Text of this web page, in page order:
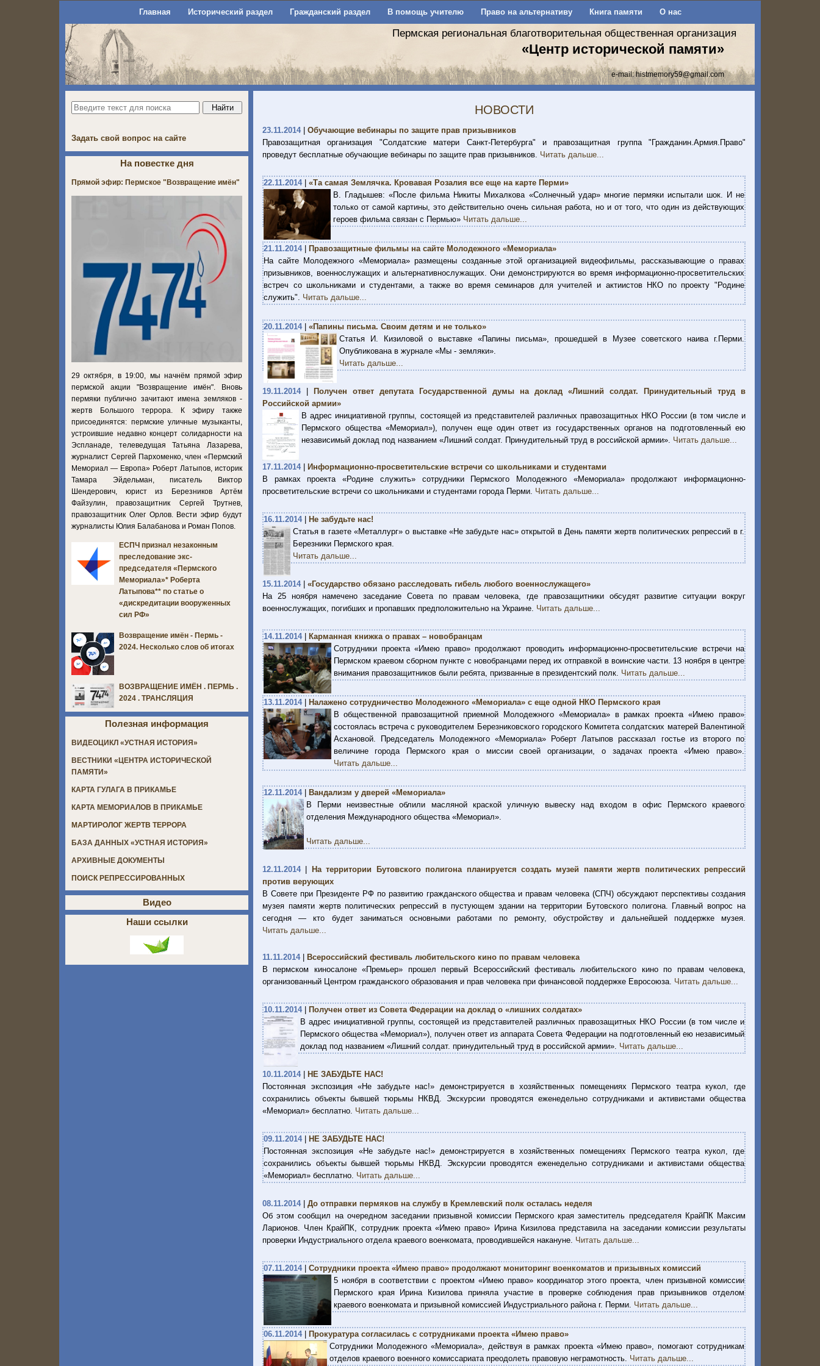
Главная Исторический раздел Гражданский раздел В помощь учителю Право на альтернативу Книга памяти О нас
Пермская региональная благотворительная общественная организация
«Центр исторической памяти»
e-mail:histmemory59@gmail.com
НОВОСТИ
23.11.2014| Обучающие вебинары по защите прав призывников
Правозащитная организация "Солдатские матери Санкт-Петербурга" и правозащитная группа "Гражданин.Армия.Право"
проведут бесплатные обучающие вебинары по защите прав призывников. Читать дальше...
22.11.2014| «Та самая Землячка. Кровавая Розалия все еще на карте Перми»
В. Гладышев: «После фильма Никиты Михалкова «Солнечный удар» многие пермяки испытали шок. И не
только от самой картины, это действительно очень сильная работа, но и от того, что один из действующих
героев фильма связан с Пермью» Читать дальше...
21.11.2014|
Правозащитные фильмы на сайте Молодежного «Мемориала»
На сайте Молодежного «Мемориала» размещены созданные этой организацией видеофильмы, рассказывающие о правах
призывников, военнослужащих и альтернативнослужащих. Они демонстрируются во время информационно-просветительских
встреч со школьниками и студентами, а также во время семинаров для учителей и актиистов НКО по проекту "Родине
служить". Читать дальше...
20.11.2014| «Папины письма. Своим детям и не только»
Статья И. Кизиловой о выставке «Папины письма», прошедшей в Музее советского наива г.Перми.
Опубликована в журнале «Мы - земляки».
Читать дальше...
19.11.2014|
Получен ответ депутата Государственной думы на доклад «Лишний солдат. Принудительный труд в
Российской армии»
В адрес инициативной группы, состоящей из представителей различных правозащитных НКО России (в том числе и
Пермского общества «Мемориал»), получен еще один ответ из государственных органов на подготовленный ею
независимый доклад под названием «Лишний солдат. Принудительный труд в российской армии». Читать дальше...
17.11.2014|
Информационно-просветительские встречи со школьниками и студентами
В рамках проекта «Родине служить» сотрудники Пермского Молодежного «Мемориала» продолжают информационно-
просветительские встречи со школьниками и студентами города Перми. Читать дальше...
16.11.2014|
Не забудьте нас!
Статья в газете «Металлург» о выставке «Не забудьте нас» открытой в День памяти жертв политических репрессий в г.
Березники Пермского края.
Читать дальше...
15.11.2014| «Государство обязано расследовать гибель любого военнослужащего»
На 25 ноября намечено заседание Совета по правам человека, где правозащитники обсудят развитие ситуации вокруг
военнослужащих, погибших и пропавших предположительно на Украине. Читать дальше...
14.11.2014|
Карманная книжка о правах – новобранцам
Сотрудники проекта «Имею право» продолжают проводить информационно-просветительские встречи на
Пермском краевом сборном пункте с новобранцами перед их отправкой в воинские части. 13 ноября в центре
внимания правозащитников были ребята, призванные в президентский полк. Читать дальше...
13.11.2014|
Налажено сотрудничество Молодежного «Мемориала» с еще одной НКО Пермского края
В общественной правозащитной приемной Молодежного «Мемориала» в рамках проекта «Имею право»
состоялась встреча с руководителем Березниковского городского Комитета солдатских матерей Валентиной
Асхановой. Председатель Молодежного «Мемориала» Роберт Латыпов рассказал гостье из второго по
величине города Пермского края о миссии своей организации, о задачах проекта «Имею право».
Читать дальше...
12.11.2014|
Вандализм у дверей «Мемориала»
В Перми неизвестные облили масляной краской уличную вывеску над входом в офис Пермского краевого
отделения Международного общества «Мемориал».
Читать дальше...
12.11.2014|
На территории Бутовского полигона планируется создать музей памяти жертв политических репрессий
против верующих
В Совете при Президенте РФ по развитию гражданского общества и правам человека (СПЧ) обсуждают перспективы создания
музея памяти жертв политических репрессий в пустующем здании на территории Бутовского полигона. Главный вопрос на
сегодня — кто будет заниматься основными работами по ремонту, обустройству и дальнейшей поддержке музея.
Читать дальше...
11.11.2014|
Всероссийский фестиваль любительского кино по правам человека
В пермском киносалоне «Премьер» прошел первый Всероссийский фестиваль любительского кино по правам человека,
организованный Центром гражданского образования и прав человека при финансовой поддержке Евросоюза. Читать дальше...
10.11.2014|
Получен ответ из Совета Федерации на доклад о «лишних солдатах»
В адрес инициативной группы, состоящей из представителей различных правозащитных НКО России (в том числе и
Пермского общества «Мемориал»), получен ответ из аппарата Совета Федерации на подготовленный ею независимый
доклад под названием «Лишний солдат. принудительный труд в российской армии». Читать дальше...
10.11.2014|
НЕ ЗАБУДЬТЕ НАС!
Постоянная экспозиция «Не забудьте нас!» демонстрируется в хозяйственных помещениях Пермского театра кукол, где
сохранились объекты бывшей тюрьмы НКВД. Экскурсии проводятся еженедельно сотрудниками и активистами общества
«Мемориал» бесплатно. Читать дальше...
09.11.2014|
НЕ ЗАБУДЬТЕ НАС!
Постоянная экспозиция «Не забудьте нас!» демонстрируется в хозяйственных помещениях Пермского театра кукол, где
сохранились объекты бывшей тюрьмы НКВД. Экскурсии проводятся еженедельно сотрудниками и активистами общества
«Мемориал» бесплатно. Читать дальше...
08.11.2014| До отправки пермяков на службу в Кремлевский полк осталась неделя
Об этом сообщил на очередном заседании призывной комиссии Пермского края заместитель председателя КрайПК Максим
Ларионов. Член КрайПК, сотрудник проекта «Имею право» Ирина Кизилова представила на заседании комиссии результаты
проверки Индустриального отдела краевого военкомата, проводившейся накануне. Читать дальше...
07.11.2014| Сотрудники проекта «Имею право» продолжают мониторинг военкоматов и призывных комиссий
5 ноября в соответствии с проектом «Имею право» координатор этого проекта, член призывной комиссии
Пермского края Ирина Кизилова приняла участие в проверке соблюдения прав призывников отделом
краевого военкомата и призывной комиссией Индустриального района г. Перми. Читать дальше...
06.11.2014|
Прокуратура согласилась с сотрудниками проекта «Имею право»
Сотрудники Молодежного «Мемориала», действуя в рамках проекта «Имею право», помогают сотрудникам
отделов краевого военного комиссариата преодолеть правовую неграмотность. Читать дальше...
Задать свой вопрос на сайте
На повестке дня
Прямой эфир: Пермское "Возвращение имён"
29 октября, в 19:00, мы начнём прямой эфир
пермской акции "Возвращение имён". Вновь
пермяки публично зачитают имена земляков -
жертв Большого террора. К эфиру также
присоединятся: пермские уличные музыканты,
устроившие недавно концерт солидарности на
Эспланаде, телеведущая Татьяна Лазарева,
журналист Сергей Пархоменко, член «Пермский
Мемориал — Европа» Роберт Латыпов, историк
Тамара Эйдельман, писатель Виктор
Шендерович, юрист из Березников Артём
Файзулин, правозащитник Сергей Трутнев,
правозащитник Олег Орлов. Вести эфир будут
журналисты Юлия Балабанова и Роман Попов.
ЕСПЧ признал незаконным
преследование экс-
председателя «Пермского
Мемориала»* Роберта
Латыпова** по статье о
«дискредитации вооруженных
сил РФ»
Возвращение имён - Пермь -
2024. Несколько слов об итогах
ВОЗВРАЩЕНИЕ ИМЁН . ПЕРМЬ .
2024 . ТРАНСЛЯЦИЯ
Полезная информация
ВИДЕОЦИКЛ «УСТНАЯ ИСТОРИЯ»
ВЕСТНИКИ «ЦЕНТРА ИСТОРИЧЕСКОЙ
ПАМЯТИ»
КАРТА ГУЛАГА В ПРИКАМЬЕ
КАРТА МЕМОРИАЛОВ В ПРИКАМЬЕ
МАРТИРОЛОГ ЖЕРТВ ТЕРРОРА
БАЗА ДАННЫХ «УСТНАЯ ИСТОРИЯ»
АРХИВНЫЕ ДОКУМЕНТЫ
ПОИСК РЕПРЕССИРОВАННЫХ
Видео
Наши ссылки